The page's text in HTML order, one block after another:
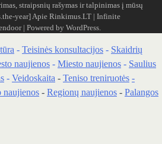
straipsnių rašymas ir talpinimas į mūsų
year]Apie Rinkimus.LT| Infinite
| Powered by WordPress.
- Teisinės konsultacijos - Skaidrių
naujienos - Miesto naujienos - Saulius
- Veidoskaita - Teniso treniruotės -
naujienos - Regionų naujienos - Palangos